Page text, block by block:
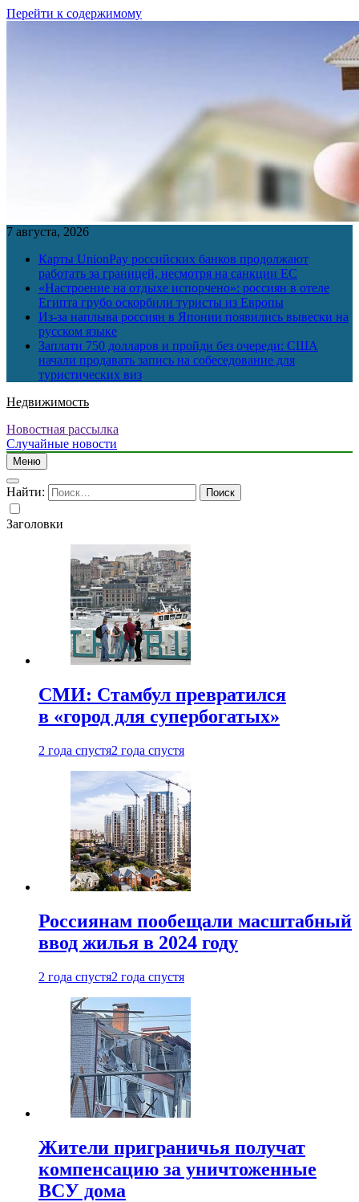
Перейти к содержимому
7 августа, 2026
Карты UnionPay российских банков продолжают
работать за границей, несмотря на санкции ЕС
«Настроение на отдыхе испорчено»: россиян в отеле
Египта грубо оскорбили туристы из Европы
Из-за наплыва россиян в Японии появились вывески на
русском языке
Заплати 750 долларов и пройди без очереди: США
начали продавать запись на собеседование для
туристических виз
Недвижимость
Новостная рассылка
Случайные новости
Меню
Найти:
Заголовки
СМИ: Стамбул превратился
в «город для супербогатых»
2 года спустя2 года спустя
Россиянам пообещали масштабный
ввод жилья в 2024 году
2 года спустя2 года спустя
Жители приграничья получат
компенсацию за уничтоженные
ВСУ дома